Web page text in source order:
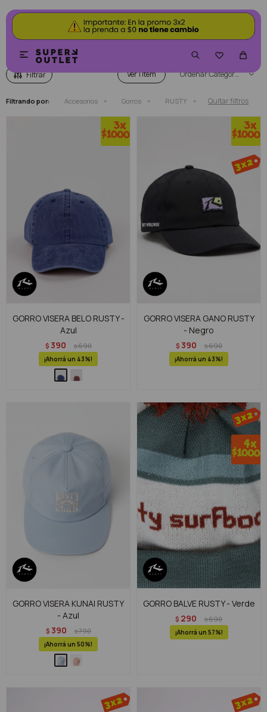


Ver Categoría
Filtrando por: Accesorios Gorros RUSTY Quitar filtros
GORRO VISERA BELO RUSTY -
Azul
$ 390 $690
43
GORRO VISERA GANO RUSTY
- Negro
$ 390 $690
43
GORRO VISERA KUNAI RUSTY
- Azul
$ 390 $790
50
GORRO BALVE RUSTY - Verde
$ 290 $690
57